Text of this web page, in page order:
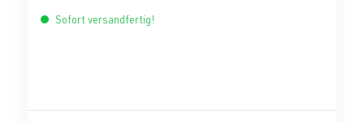
Sofort versandfertig!